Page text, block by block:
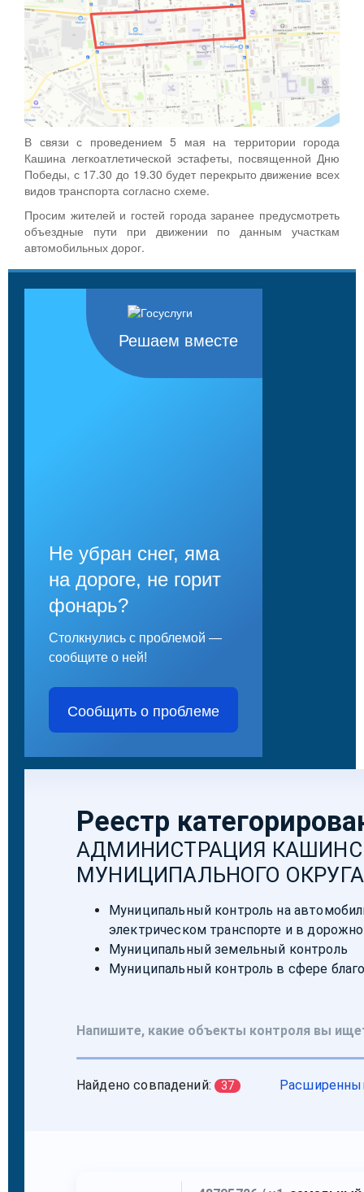
В связи с проведением 5 мая на территории города
Кашина легкоатлетической эстафеты, посвященной Дню
Победы, с 17.30 до 19.30 будет перекрыто движение всех
видов транспорта согласно схеме.
Просим жителей и гостей города заранее предусмотреть
объездные пути при движении по данным участкам
автомобильных дорог.
Решаем вместе
Не убран снег, яма
на дороге, не горит
фонарь?
Столкнулись с проблемой —
сообщите о ней!
Сообщить о проблеме